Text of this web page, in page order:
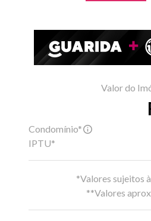
Valor do
Condomínio*
IPTU*
*Valores sujeitos
**Valores